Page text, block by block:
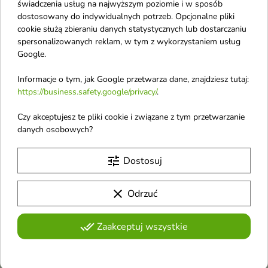
Kosmetyki do pielęgnacji stóp
Dezodoranty do stóp
Kąpiel stóp
Kremy do stóp
Maseczki do stóp
Pedicure
Zasypki i talki do stóp
Otrzymuj informację o nowościach i
wyprzedażach
świadczenia usług na najwyższym poziomie i w sposób
dostosowany do indywidualnych potrzeb. Opcjonalne pliki
cookie służą zbieraniu danych statystycznych lub dostarczaniu
spersonalizowanych reklam, w tym z wykorzystaniem usług
Google.
Informacje o tym, jak Google przetwarza dane, znajdziesz tutaj:
https://business.safety.google/privacy/.
Czy akceptujesz te pliki cookie i związane z tym przetwarzanie
danych osobowych?
tune Dostosuj
clear Odrzuć
done_allZaakceptuj wszystkie